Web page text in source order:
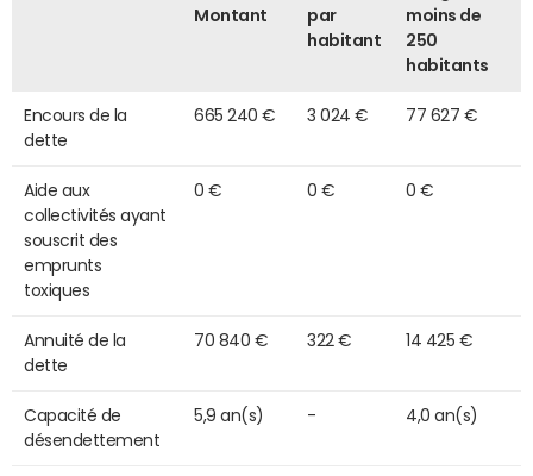
Montant
par
habitant
moins de
250
habitants
Encours de la
dette
665 240 € 3 024 € 77 627 €
Aide aux
collectivités ayant
souscrit des
emprunts
toxiques
0 € 0 € 0 €
Annuité de la
dette
70 840 € 322 € 14 425 €
Capacité de
désendettement
5,9 an(s) - 4,0 an(s)